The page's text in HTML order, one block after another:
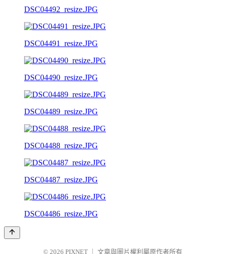
DSC04492_resize.JPG
DSC04491_resize.JPG
DSC04490_resize.JPG
DSC04489_resize.JPG
DSC04488_resize.JPG
DSC04487_resize.JPG
DSC04486_resize.JPG
© 2026 PIXNET 文章與圖片權利屬原作者所有